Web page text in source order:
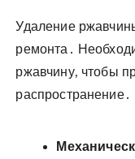
Удаление
ремонта․
ржавчину‚ чтобы
распространение․